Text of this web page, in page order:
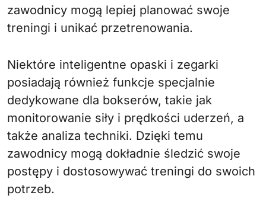
zawodnicy mogą lepiej planować swoje
treningi i unikać przetrenowania.
Niektóre inteligentne opaski i zegarki
posiadają również funkcje specjalnie
dedykowane dla bokserów, takie jak
monitorowanie siły i prędkości uderzeń, a
także analiza techniki. Dzięki temu
zawodnicy mogą dokładnie śledzić swoje
postępy i dostosowywać treningi do swoich
potrzeb.